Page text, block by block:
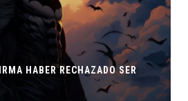
HABER RECHAZADO SER